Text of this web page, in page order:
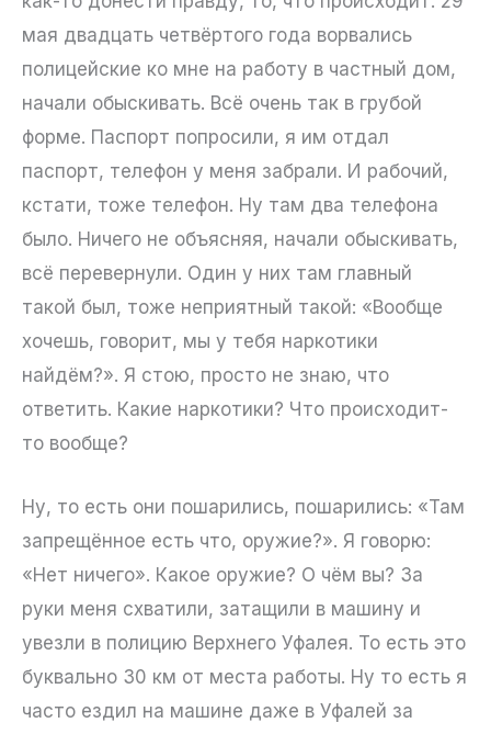
мая двадцать четвёртого года ворвались
полицейские ко мне на работу в частный дом,
начали обыскивать. Всё очень так в грубой
форме. Паспорт попросили, я им отдал
паспорт, телефон у меня забрали. И рабочий,
кстати, тоже телефон. Ну там два телефона
было. Ничего не объясняя, начали обыскивать,
всё перевернули. Один у них там главный
такой был, тоже неприятный такой: «Вообще
хочешь, говорит, мы у тебя наркотики
найдём?». Я стою, просто не знаю, что
ответить. Какие наркотики? Что происходит-
то вообще?
Ну, то есть они пошарились, пошарились: «Там
запрещённое есть что, оружие?». Я говорю:
«Нет ничего». Какое оружие? О чём вы? За
руки меня схватили, затащили в машину и
увезли в полицию Верхнего Уфалея. То есть это
буквально 30 км от места работы. Ну то есть я
часто ездил на машине даже в Уфалей за